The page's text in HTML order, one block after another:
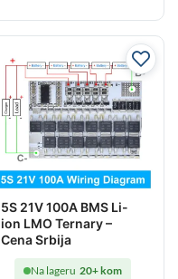
5S 21V 100A BMS Li-
ion LMO Ternary –
Cena Srbija
Na lageru 20+ kom